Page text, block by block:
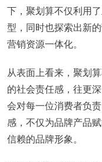
下，聚划算不仅利用
型，同时也探索出新
营销资源一体化。
从表面上看来，聚划
的社会责任感，往更
会对每一位消费者负
感，不仅为品牌产品
信赖的品牌形象。